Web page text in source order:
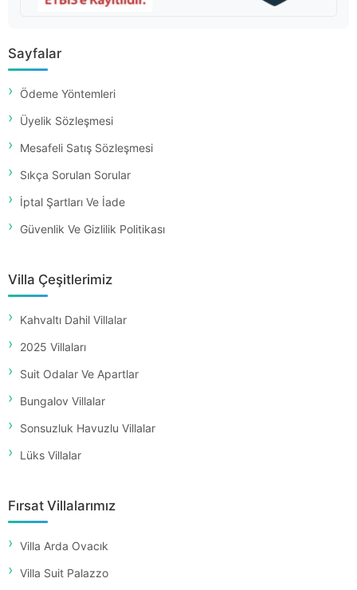
Sayfalar
Ödeme Yöntemleri
Üyelik Sözleşmesi
Mesafeli Satış Sözleşmesi
Sıkça Sorulan Sorular
İptal Şartları Ve İade
Güvenlik Ve Gizlilik Politikası
Villa Çeşitlerimiz
Kahvaltı Dahil Villalar
2025 Villaları
Suit Odalar Ve Apartlar
Bungalov Villalar
Sonsuzluk Havuzlu Villalar
Lüks Villalar
Fırsat Villalarımız
Villa Arda Ovacık
Villa Suit Palazzo